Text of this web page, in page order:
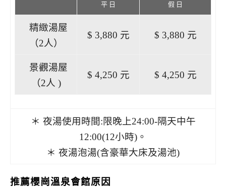
平 日 假 日
精緻湯屋
（2人）
$ 3,880 元 $ 3,880 元
景觀湯屋
（2人 )
$ 4,250 元 $ 4,250 元
＊ 夜湯使用時間:限晚上24:00-隔天中午
12:00(12小時)。
＊ 夜湯泡湯(含豪華大床及湯池)
推薦櫻崗溫泉會館原因